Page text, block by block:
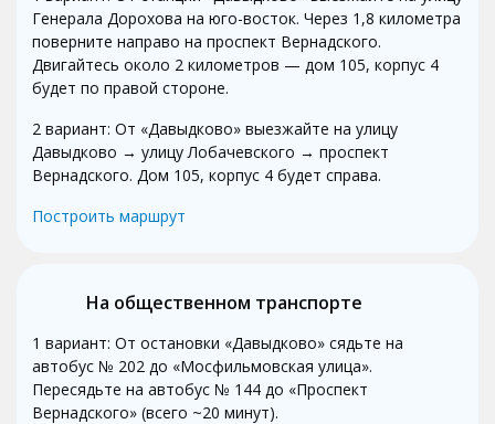
Генерала Дорохова на юго-восток. Через 1,8 километра
поверните направо на проспект Вернадского.
Двигайтесь около 2 километров — дом 105, корпус 4
будет по правой стороне.
2 вариант: От «Давыдково» выезжайте на улицу
Давыдково → улицу Лобачевского → проспект
Вернадского. Дом 105, корпус 4 будет справа.
Построить маршрут
На общественном транспорте
1 вариант: От остановки «Давыдково» сядьте на
автобус № 202 до «Мосфильмовская улица».
Пересядьте на автобус № 144 до «Проспект
Вернадского» (всего ~20 минут).